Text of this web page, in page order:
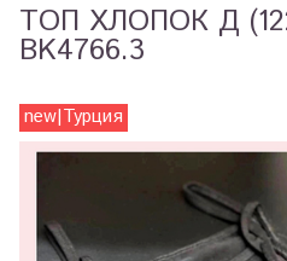
ТОП ХЛОПОК Д
BK4766.3
new|Турция